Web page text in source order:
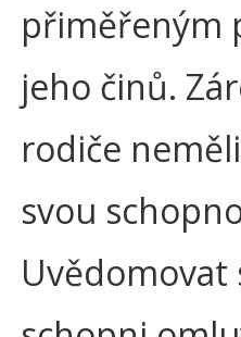
přiměřeným
jeho činů.
rodiče
svou
Uvědomovat